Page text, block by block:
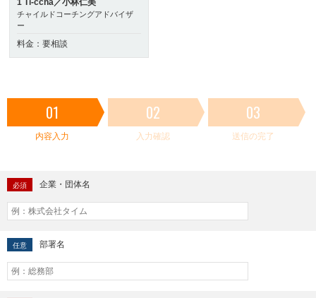
1 Ti-ccha／小林仁美
チャイルドコーチングアドバイザ
ー
料金：要相談
01
内容入力
02
入力確認
03
送信の完了
必須 企業・団体名
任意 部署名